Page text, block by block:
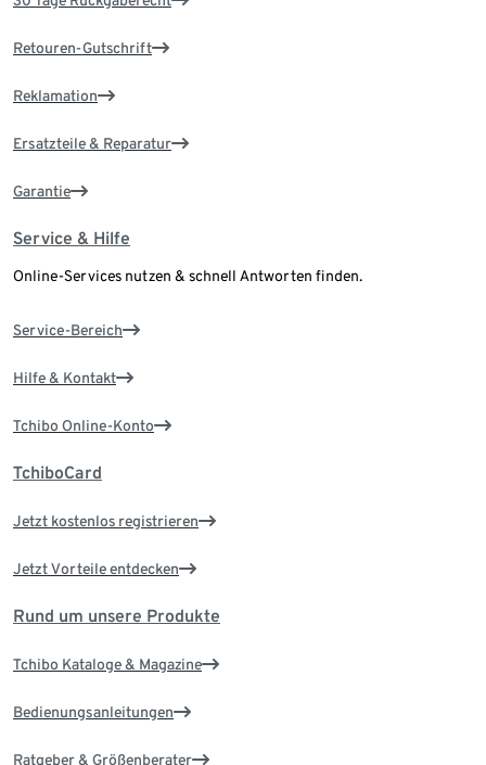
Retouren-Gutschrift
Reklamation
Ersatzteile & Reparatur
Garantie
Service & Hilfe
Online-Services nutzen & schnell Antworten finden.
Service-Bereich
Hilfe & Kontakt
Tchibo Online-Konto
TchiboCard
Jetzt kostenlos registrieren
Jetzt Vorteile entdecken
Rund um unsere Produkte
Tchibo Kataloge & Magazine
Bedienungsanleitungen
Ratgeber & Größenberater